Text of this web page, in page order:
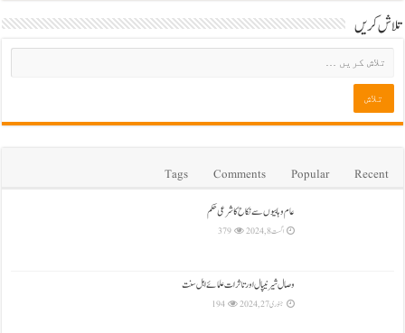
تلاش کریں
Recent
Popular
Comments
Tags
عام وہابیوں سے نکاح کا شرعی حکم
اگست 8, 2024 379
وصال شیرنیپال اور تاثرات علمائے اہل سنت
جنوری 27, 2024 194